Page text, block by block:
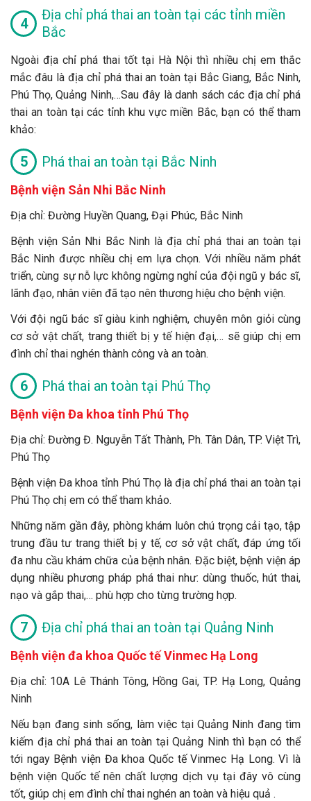
Địa chỉ phá thai an toàn tại các tỉnh miền
Bắc
Ngoài địa chỉ phá thai tốt tại Hà Nội thì nhiều chị em thắc
mắc đâu là địa chỉ phá thai an toàn tại Bắc Giang, Bắc Ninh,
Phú Thọ, Quảng Ninh,…Sau đây là danh sách các địa chỉ phá
thai an toàn tại các tỉnh khu vực miền Bắc, bạn có thể tham
khảo:
Phá thai an toàn tại Bắc Ninh
Bệnh viện Sản Nhi Bắc Ninh
Địa chỉ: Đường Huyền Quang, Đại Phúc, Bắc Ninh
Bệnh viện Sản Nhi Bắc Ninh là địa chỉ phá thai an toàn tại
Bắc Ninh được nhiều chị em lựa chọn. Với nhiều năm phát
triển, cùng sự nỗ lực không ngừng nghỉ của đội ngũ y bác sĩ,
lãnh đạo, nhân viên đã tạo nên thương hiệu cho bệnh viện.
Với đội ngũ bác sĩ giàu kinh nghiệm, chuyên môn giỏi cùng
cơ sở vật chất, trang thiết bị y tế hiện đại,… sẽ giúp chị em
đình chỉ thai nghén thành công và an toàn.
Phá thai an toàn tại Phú Thọ
Bệnh viện Đa khoa tỉnh Phú Thọ
Địa chỉ: Đường Đ. Nguyễn Tất Thành, Ph. Tân Dân, TP. Việt Trì,
Phú Thọ
Bệnh viện Đa khoa tỉnh Phú Thọ là địa chỉ phá thai an toàn tại
Phú Thọ chị em có thể tham khảo.
Những năm gần đây, phòng khám luôn chú trọng cải tạo, tập
trung đầu tư trang thiết bị y tế, cơ sở vật chất, đáp ứng tối
đa nhu cầu khám chữa của bệnh nhân. Đặc biệt, bệnh viện áp
dụng nhiều phương pháp phá thai như: dùng thuốc, hút thai,
nạo và gắp thai,… phù hợp cho từng trường hợp.
Địa chỉ phá thai an toàn tại Quảng Ninh
Bệnh viện đa khoa Quốc tế Vinmec Hạ Long
Địa chỉ: 10A Lê Thánh Tông, Hồng Gai, TP. Hạ Long, Quảng
Ninh
Nếu bạn đang sinh sống, làm việc tại Quảng Ninh đang tìm
kiếm địa chỉ phá thai an toàn tại Quảng Ninh thì bạn có thể
tới ngay Bệnh viện Đa khoa Quốc tế Vinmec Hạ Long. Vì là
bệnh viện Quốc tế nên chất lượng dịch vụ tại đây vô cùng
tốt, giúp chị em đình chỉ thai nghén an toàn và hiệu quả .